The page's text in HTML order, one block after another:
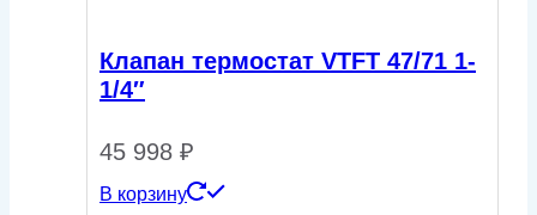
Клапан термостат VTFT 47/71 1-
1/4″
45 998 ₽
В корзину